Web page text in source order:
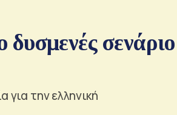
σενάριο
την ελληνική